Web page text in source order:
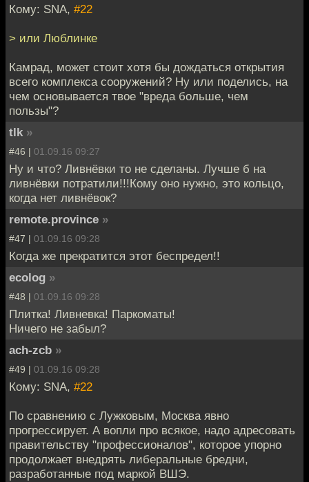
Кому: SNA, #22
> или Люблинке
Камрад, может стоит хотя бы дождаться открытия
всего комплекса сооружений? Ну или поделись, на
чем основывается твое "вреда больше, чем
пользы"?
tlk »
#46 | 01.09.16 09:27
Ну и что? Ливнёвки то не сделаны. Лучше б на
ливнёвки потратили!!!Кому оно нужно, это кольцо,
когда нет ливнёвок?
remote.province »
#47 | 01.09.16 09:28
Когда же прекратится этот беспредел!!
ecolog »
#48 | 01.09.16 09:28
Плитка! Ливневка! Паркоматы!
Ничего не забыл?
ach-zcb »
#49 | 01.09.16 09:28
Кому: SNA, #22
По сравнению с Лужковым, Москва явно
прогрессирует. А вопли про всякое, надо адресовать
правительству "профессионалов", которое упорно
продолжает внедрять либеральные бредни,
разработанные под маркой ВШЭ.